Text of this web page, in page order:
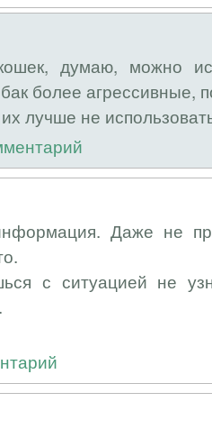
думаю, можно
более агрессивные,
лучше не
Даже не
с ситуацией не